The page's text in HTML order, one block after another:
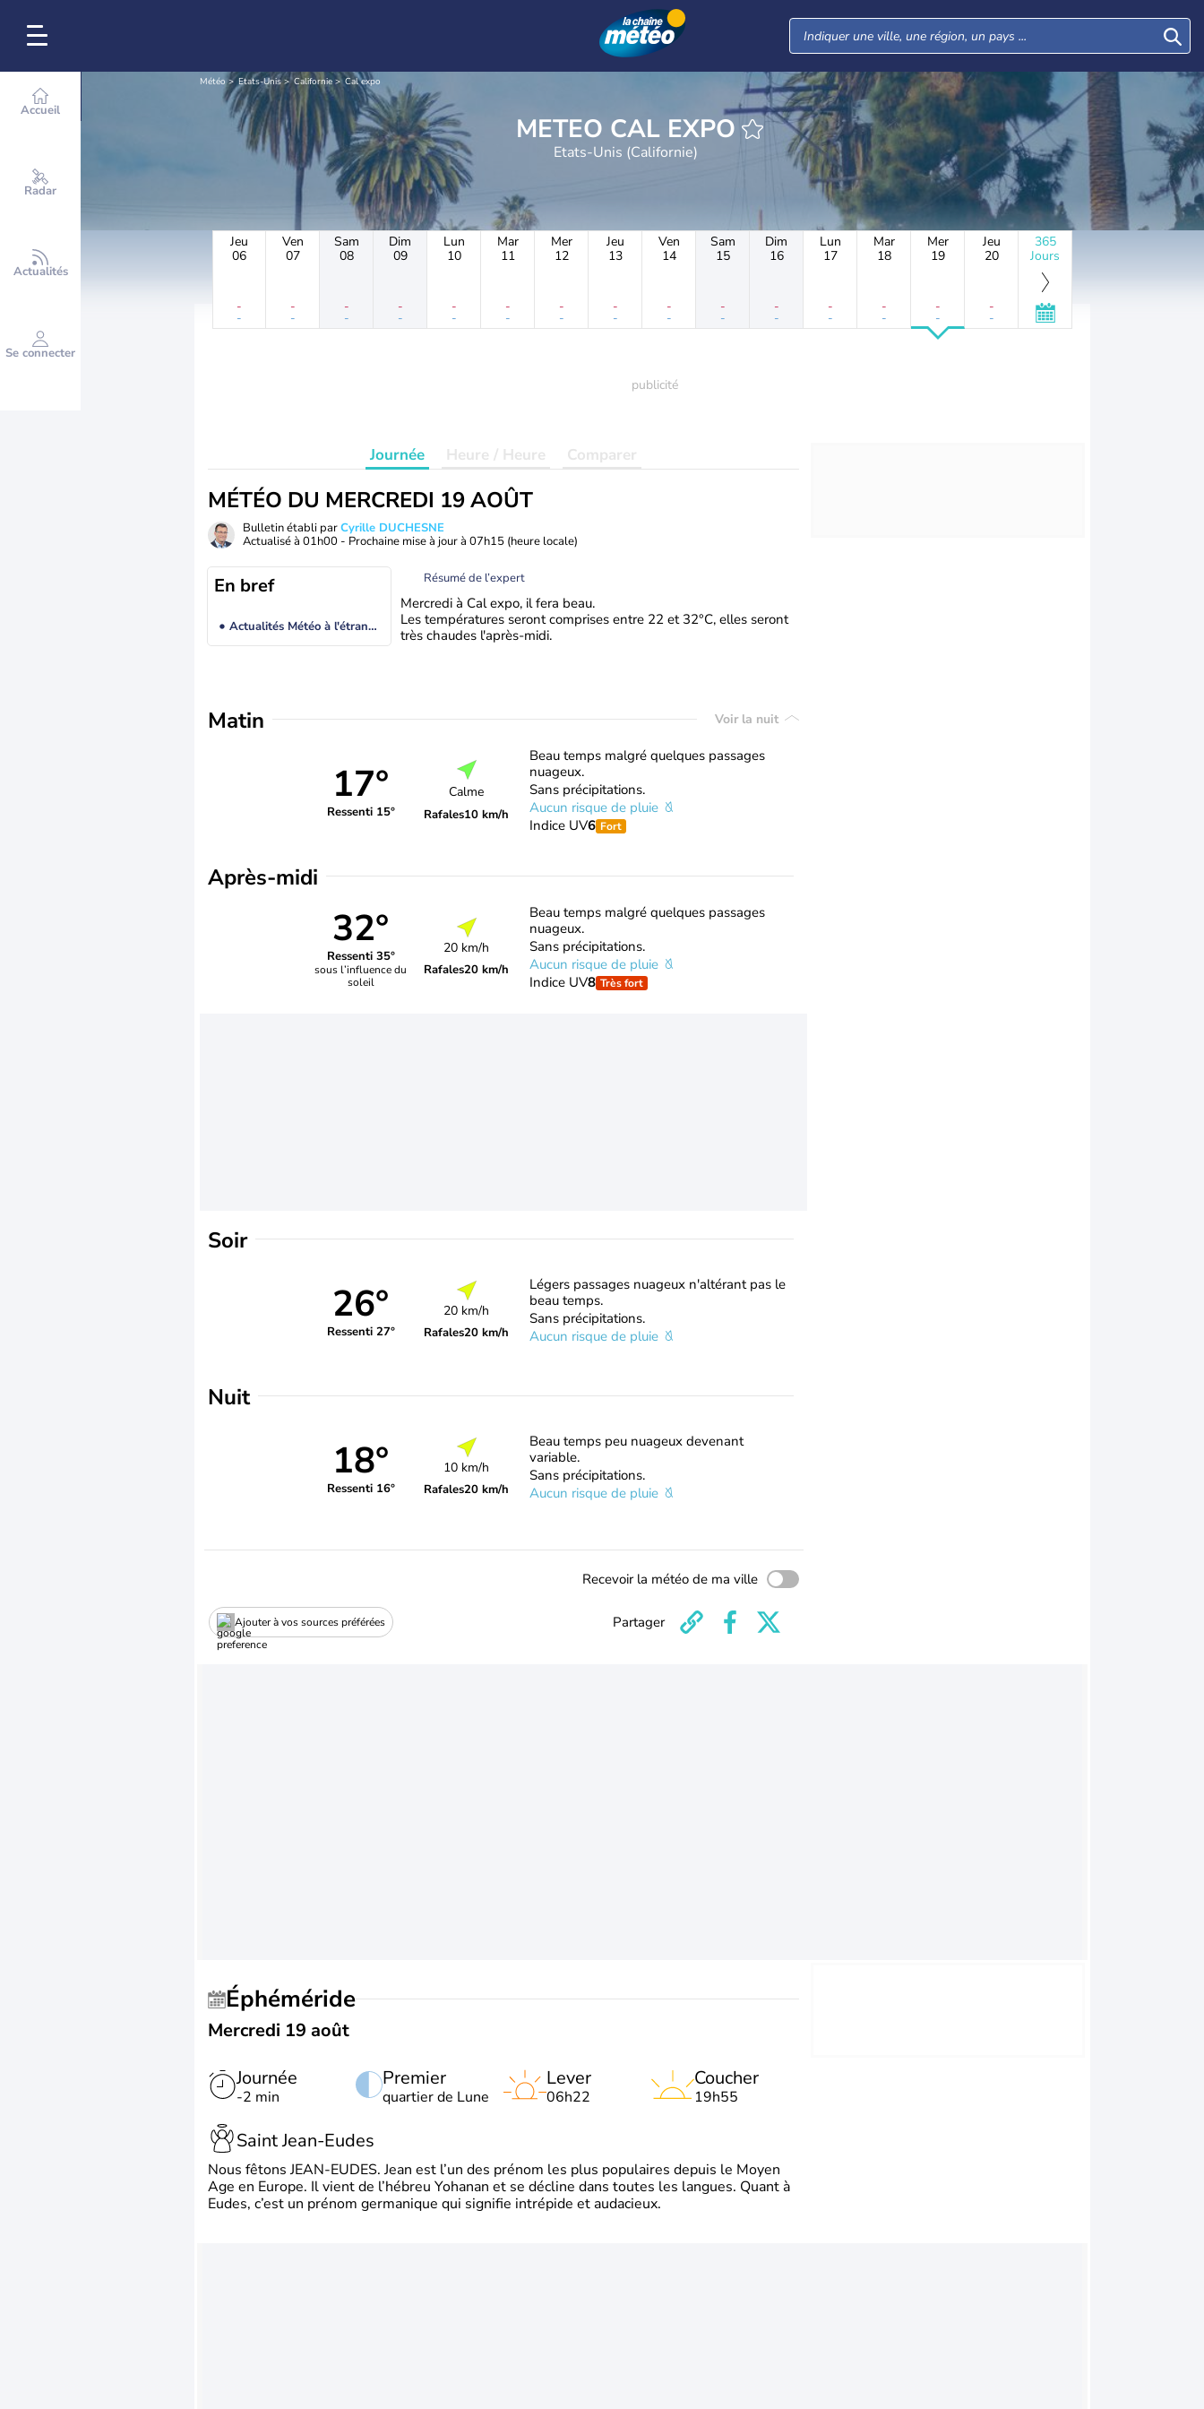
Accueil
Radar
Actualités
Se connecter
Météo Etats-Unis Californie Cal expo
METEO CAL EXPO
Etats-Unis (Californie)
Jeu
06
-
-
Ven
07
-
-
Sam
08
-
-
Dim
09
-
-
Lun
10
-
-
Mar
11
-
-
Mer
12
-
-
Jeu
13
-
-
Ven
14
-
-
Sam
15
-
-
Dim
16
-
-
Lun
17
-
-
Mar
18
-
-
Mer
19
-
-
Jeu
20
-
-
365
Jours
Journée Heure / Heure Comparer
MÉTÉO DU MERCREDI 19 AOÛT
Bulletin établi parCyrille DUCHESNE
Actualisé à 01h00 - Prochaine mise à jour à 07h15 (heure locale)
En bref
Actualités Météo à l'étranger
Résumé de l’expert
Mercredi à Cal expo, il fera beau.
Les températures seront comprises entre 22 et 32°C, elles seront
très chaudes l'après-midi.
Matin Voir la nuit
17°
Ressenti 15°
Calme
Rafales10 km/h
Beau temps malgré quelques passages
nuageux.
Sans précipitations.
Aucun risque de pluie
Indice UV6 Fort
Après-midi
32°
Ressenti 35°
sous l’influence du
soleil
20 km/h
Rafales20 km/h
Beau temps malgré quelques passages
nuageux.
Sans précipitations.
Aucun risque de pluie
Indice UV8 Très fort
Soir
26°
Ressenti 27°
20 km/h
Rafales20 km/h
Légers passages nuageux n'altérant pas le
beau temps.
Sans précipitations.
Aucun risque de pluie
Nuit
18°
Ressenti 16°
10 km/h
Rafales20 km/h
Beau temps peu nuageux devenant
variable.
Sans précipitations.
Aucun risque de pluie
Recevoir la météo de ma ville
Ajouter à vos sources préférées Partager
Éphéméride
Mercredi 19 août
Journée
-2 min
Premier
quartier de Lune
Lever
06h22
Coucher
19h55
Saint Jean-Eudes
Nous fêtons JEAN-EUDES. Jean est l’un des prénom les plus populaires depuis le Moyen
Age en Europe. Il vient de l’hébreu Yohanan et se décline dans toutes les langues. Quant à
Eudes, c’est un prénom germanique qui signifie intrépide et audacieux.